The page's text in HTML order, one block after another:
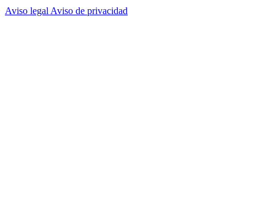
Aviso legal Aviso de privacidad